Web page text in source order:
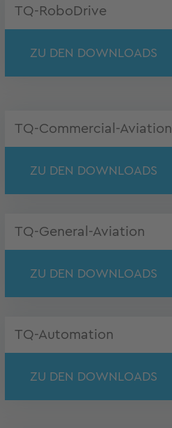
TQ-RoboDrive
ZU DEN DOWNLOADS
TQ-Commercial-Aviation
ZU DEN DOWNLOADS
TQ-General-Aviation
ZU DEN DOWNLOADS
TQ-Automation
ZU DEN DOWNLOADS